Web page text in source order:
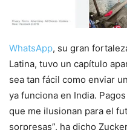
WhatsApp, su gran
Latina, tuvo un capítulo
sea tan fácil como enviar
ya funciona en India.
que me ilusionan para el
sorpresas”, ha dicho